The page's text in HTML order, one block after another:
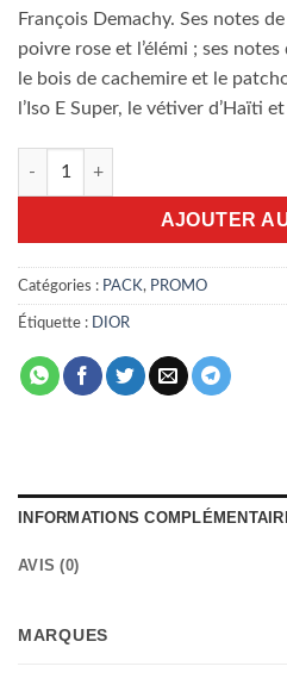
François Demachy. Ses notes
poivre rose et l’élémi ; ses
le bois de cachemire et le
l’Iso E Super, le vétiver d’Haïti
quantité de Pack promo Dior
AJOUTER
Catégories : PACK, PROMO
Étiquette : DIOR
INFORMATIONS
AVIS (0)
MARQUES